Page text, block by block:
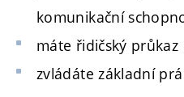
komunikační
máte řidičský průkaz
zvládáte základní